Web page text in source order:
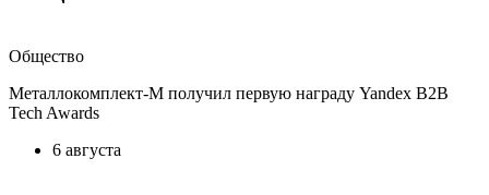
Общество
Металлокомплект-М получил первую награду Yandex B2B
Tech Awards
6 августа